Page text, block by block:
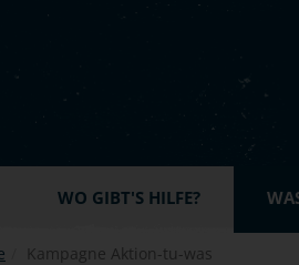
WO GIBT'S HILFE?
Kampagne Aktion-tu-was